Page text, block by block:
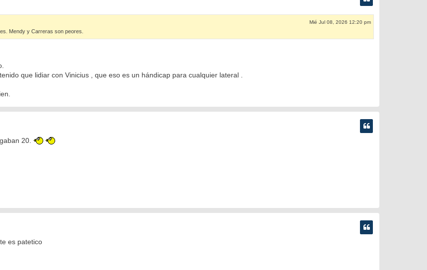
Mié Jul 08, 2026 12:20 pm
Mendy y Carreras son peores.
que lidiar con Vinicius , que eso es un hándicap para cualquier lateral .
20.
es patetico